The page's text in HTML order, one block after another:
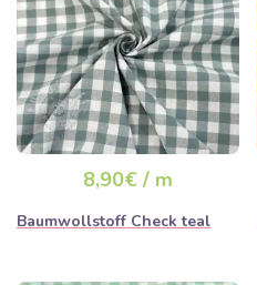
8,90€ / m
Baumwollstoff Check teal